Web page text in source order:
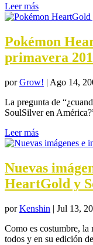
Leer más
Pokémon
primavera
porGrow! | Ago 14,
La pregunta de
SoulSilver en
Leer más
Nuevas
HeartGold y
porKenshin | Jul 13,
Como es costumbre, la
todos y en su edición